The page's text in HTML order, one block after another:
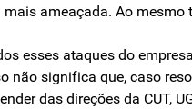
ameaçada. Ao
esses ataques do
significa que, caso
das direções da CUT,